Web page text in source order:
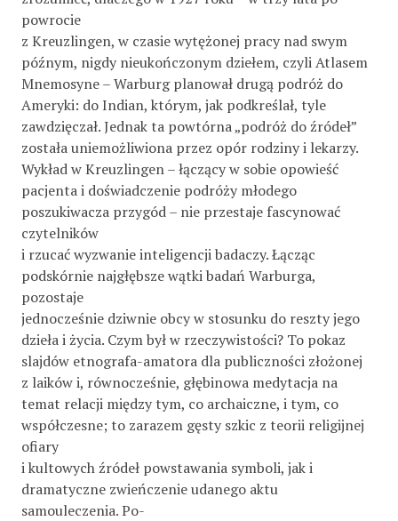
powrocie
z Kreuzlingen, w czasie wytężonej pracy nad swym
późnym, nigdy nieukończonym dziełem, czyli Atlasem
Mnemosyne – Warburg planował drugą podróż do
Ameryki: do Indian, którym, jak podkreślał, tyle
zawdzięczał. Jednak ta powtórna „podróż do źródeł”
została uniemożliwiona przez opór rodziny i lekarzy.
Wykład w Kreuzlingen – łączący w sobie opowieść
pacjenta i doświadczenie podróży młodego
poszukiwacza przygód – nie przestaje fascynować
czytelników
i rzucać wyzwanie inteligencji badaczy. Łącząc
podskórnie najgłębsze wątki badań Warburga,
pozostaje
jednocześnie dziwnie obcy w stosunku do reszty jego
dzieła i życia. Czym był w rzeczywistości? To pokaz
slajdów etnografa-amatora dla publiczności złożonej
z laików i, równocześnie, głębinowa medytacja na
temat relacji między tym, co archaiczne, i tym, co
współczesne; to zarazem gęsty szkic z teorii religijnej
ofiary
i kultowych źródeł powstawania symboli, jak i
dramatyczne zwieńczenie udanego aktu
samouleczenia. Po-